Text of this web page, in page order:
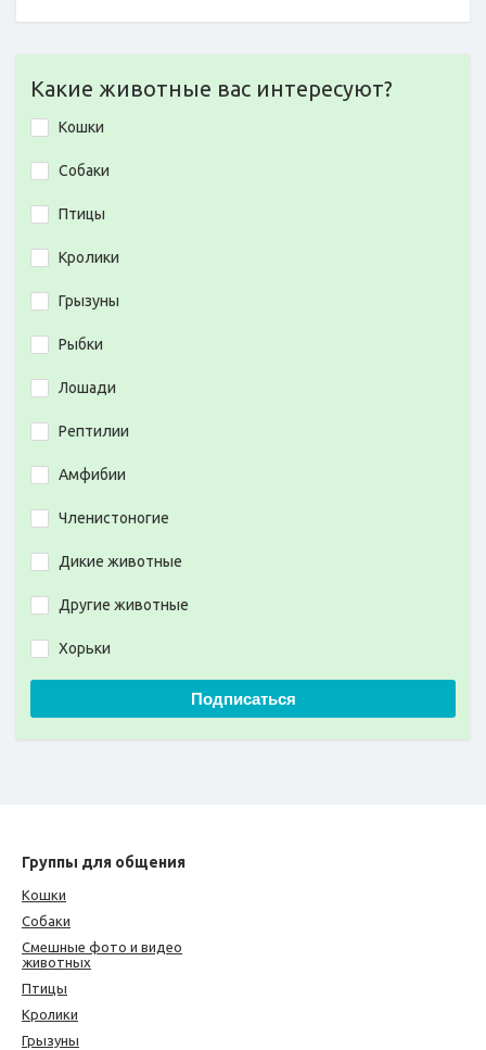
Какие животные вас интересуют?
Кошки
Собаки
Птицы
Кролики
Грызуны
Рыбки
Лошади
Рептилии
Амфибии
Членистоногие
Дикие животные
Другие животные
Хорьки
Подписаться
Группы для общения
Кошки
Собаки
Смешные фото и видео
животных
Птицы
Кролики
Грызуны